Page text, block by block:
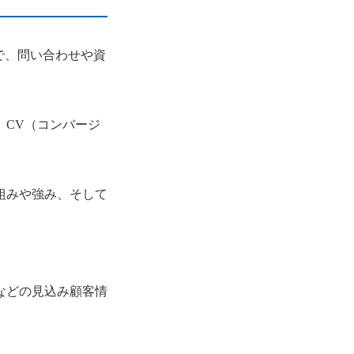
、問い合わせや資
CV（コンバージ
みや強み、そして
どの見込み顧客情